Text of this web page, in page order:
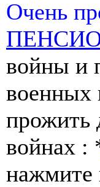
Очень
войны и
военных
прожить
войнах :
нажмите